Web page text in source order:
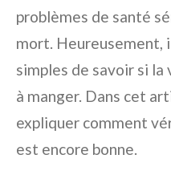
problèmes de santé
mort. Heureusement,
simples de savoir si la
à manger. Dans cet
expliquer comment
est encore bonne.